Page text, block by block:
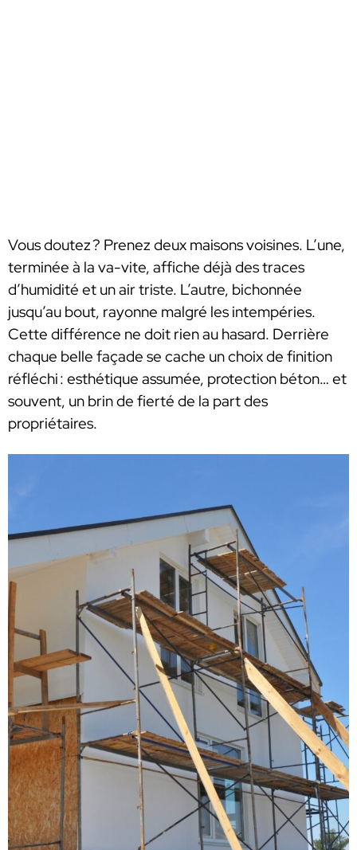
Vous doutez ? Prenez deux maisons voisines. L’une,
terminée à la va-vite, affiche déjà des traces
d’humidité et un air triste. L’autre, bichonnée
jusqu’au bout, rayonne malgré les intempéries.
Cette différence ne doit rien au hasard. Derrière
chaque belle façade se cache un choix de finition
réfléchi : esthétique assumée, protection béton… et
souvent, un brin de fierté de la part des
propriétaires.